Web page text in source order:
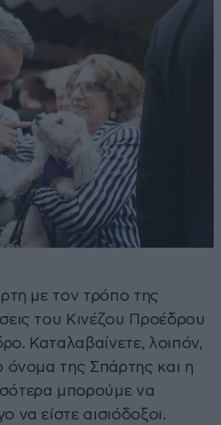
με τον τρόπο της
του Κινέζου Προέδρου
Καταλαβαίνετε, λοιπόν,
όνομα της Σπάρτης και η
μπορούμε να
να είστε αισιόδοξοι.